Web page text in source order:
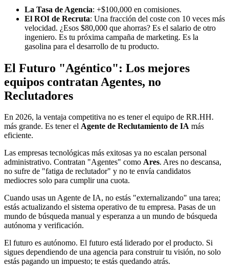
La Tasa de Agencia: +$100,000 en comisiones.
El ROI de Recruta: Una fracción del coste con 10 veces más
velocidad. ¿Esos $80,000 que ahorras? Es el salario de otro
ingeniero. Es tu próxima campaña de marketing. Es la
gasolina para el desarrollo de tu producto.
El Futuro "Agéntico": Los mejores
equipos contratan Agentes, no
Reclutadores
En 2026, la ventaja competitiva no es tener el equipo de RR.HH.
más grande. Es tener el Agente de Reclutamiento de IA más
eficiente.
Las empresas tecnológicas más exitosas ya no escalan personal
administrativo. Contratan "Agentes" como Ares. Ares no descansa,
no sufre de "fatiga de reclutador" y no te envía candidatos
mediocres solo para cumplir una cuota.
Cuando usas un Agente de IA, no estás "externalizando" una tarea;
estás actualizando el sistema operativo de tu empresa. Pasas de un
mundo de búsqueda manual y esperanza a un mundo de búsqueda
autónoma y verificación.
El futuro es autónomo. El futuro está liderado por el producto. Si
sigues dependiendo de una agencia para construir tu visión, no solo
estás pagando un impuesto; te estás quedando atrás.